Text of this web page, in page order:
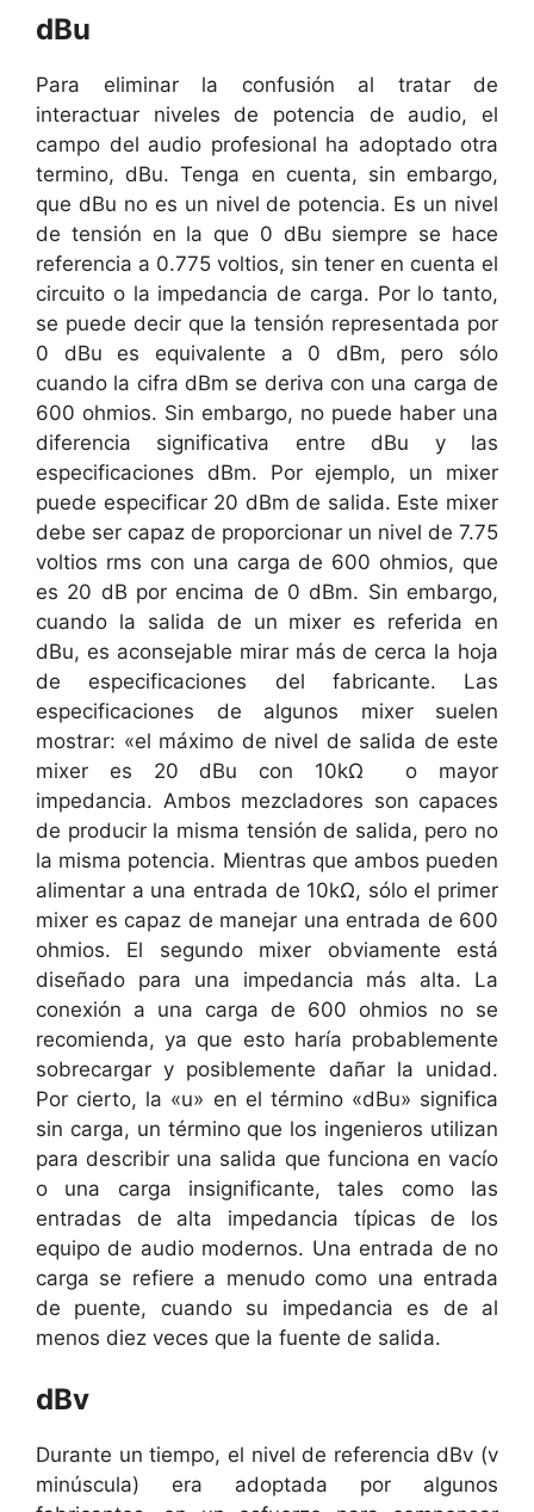
dBu
Para eliminar la confusión al tratar de
interactuar niveles de potencia de audio, el
campo del audio profesional ha adoptado otra
termino, dBu. Tenga en cuenta, sin embargo,
que dBu no es un nivel de potencia. Es un nivel
de tensión en la que 0 dBu siempre se hace
referencia a 0.775 voltios, sin tener en cuenta el
circuito o la impedancia de carga. Por lo tanto,
se puede decir que la tensión representada por
0 dBu es equivalente a 0 dBm, pero sólo
cuando la cifra dBm se deriva con una carga de
600 ohmios. Sin embargo, no puede haber una
diferencia significativa entre dBu y las
especificaciones dBm. Por ejemplo, un mixer
puede especificar 20 dBm de salida. Este mixer
debe ser capaz de proporcionar un nivel de 7.75
voltios rms con una carga de 600 ohmios, que
es 20 dB por encima de 0 dBm. Sin embargo,
cuando la salida de un mixer es referida en
dBu, es aconsejable mirar más de cerca la hoja
de especificaciones del fabricante. Las
especificaciones de algunos mixer suelen
mostrar: «el máximo de nivel de salida de este
mixer es 20 dBu con 10kΩ o mayor
impedancia. Ambos mezcladores son capaces
de producir la misma tensión de salida, pero no
la misma potencia. Mientras que ambos pueden
alimentar a una entrada de 10kΩ, sólo el primer
mixer es capaz de manejar una entrada de 600
ohmios. El segundo mixer obviamente está
diseñado para una impedancia más alta. La
conexión a una carga de 600 ohmios no se
recomienda, ya que esto haría probablemente
sobrecargar y posiblemente dañar la unidad.
Por cierto, la «u» en el término «dBu» significa
sin carga, un término que los ingenieros utilizan
para describir una salida que funciona en vacío
o una carga insignificante, tales como las
entradas de alta impedancia típicas de los
equipo de audio modernos. Una entrada de no
carga se refiere a menudo como una entrada
de puente, cuando su impedancia es de al
menos diez veces que la fuente de salida.
dBv
Durante un tiempo, el nivel de referencia dBv (v
minúscula) era adoptada por algunos